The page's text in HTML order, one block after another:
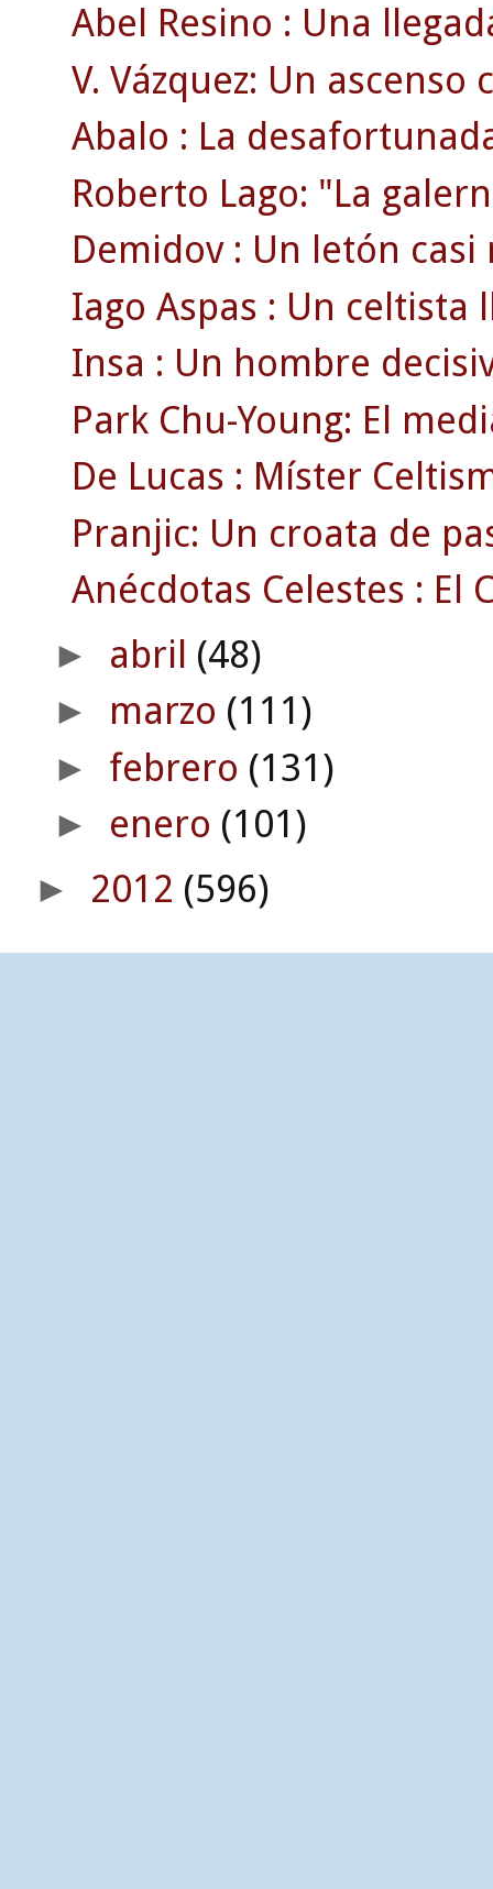
Abel Resino : Una
V. Vázquez: Un ascenso
Abalo : La
Roberto Lago: "La
Demidov : Un letón casi
Iago Aspas : Un celtista
Insa : Un hombre
Park Chu-Young: El
De Lucas : Míster
Pranjic: Un croata de
Anécdotas Celestes : El
► abril (48)
► marzo (111)
► febrero (131)
► enero (101)
► 2012 (596)